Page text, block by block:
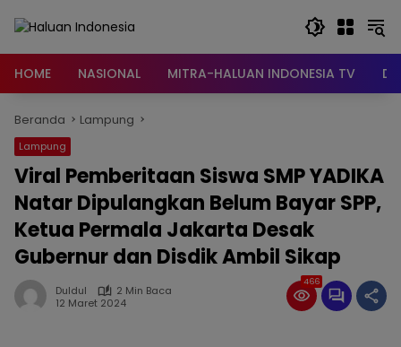
HOME
NASIONAL MITRA-HALUAN INDONESIA TV
Beranda Lampung
Lampung
Viral Pemberitaan Siswa SMP YADIKA
Natar Dipulangkan Belum Bayar SPP,
Ketua Permala Jakarta Desak
Gubernur dan Disdik Ambil Sikap
Duldul
2 Min Baca
12 Maret 2024
466